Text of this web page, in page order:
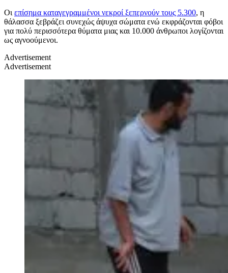
Οι επίσημα καταγεγραμμένοι νεκροί ξεπερνούν τους 5.300, η
θάλασσα ξεβράζει συνεχώς άψυχα σώματα ενώ εκφράζονται φόβοι
για πολύ περισσότερα θύματα μιας και 10.000 άνθρωποι λογίζονται
ως αγνοούμενοι.
Advertisement
Advertisement